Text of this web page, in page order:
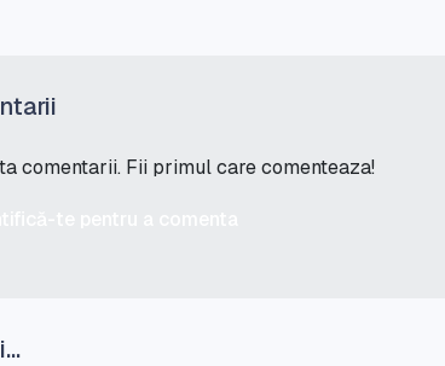
comentarii. Fii primul care comenteaza!